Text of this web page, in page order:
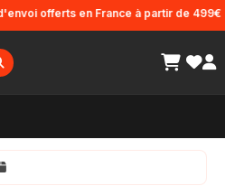
offerts en France à partir de 499€